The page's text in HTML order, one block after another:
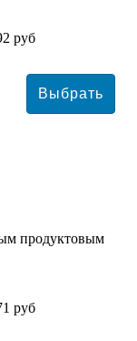
руб
продуктовым
руб